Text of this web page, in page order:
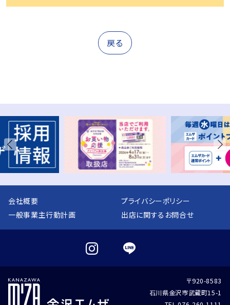
戻る
会社概要
プライバシーポリシー
一般事業主行動計画
出店に関するお問合せ
〒920-8583
石川県金沢市武蔵町15-1